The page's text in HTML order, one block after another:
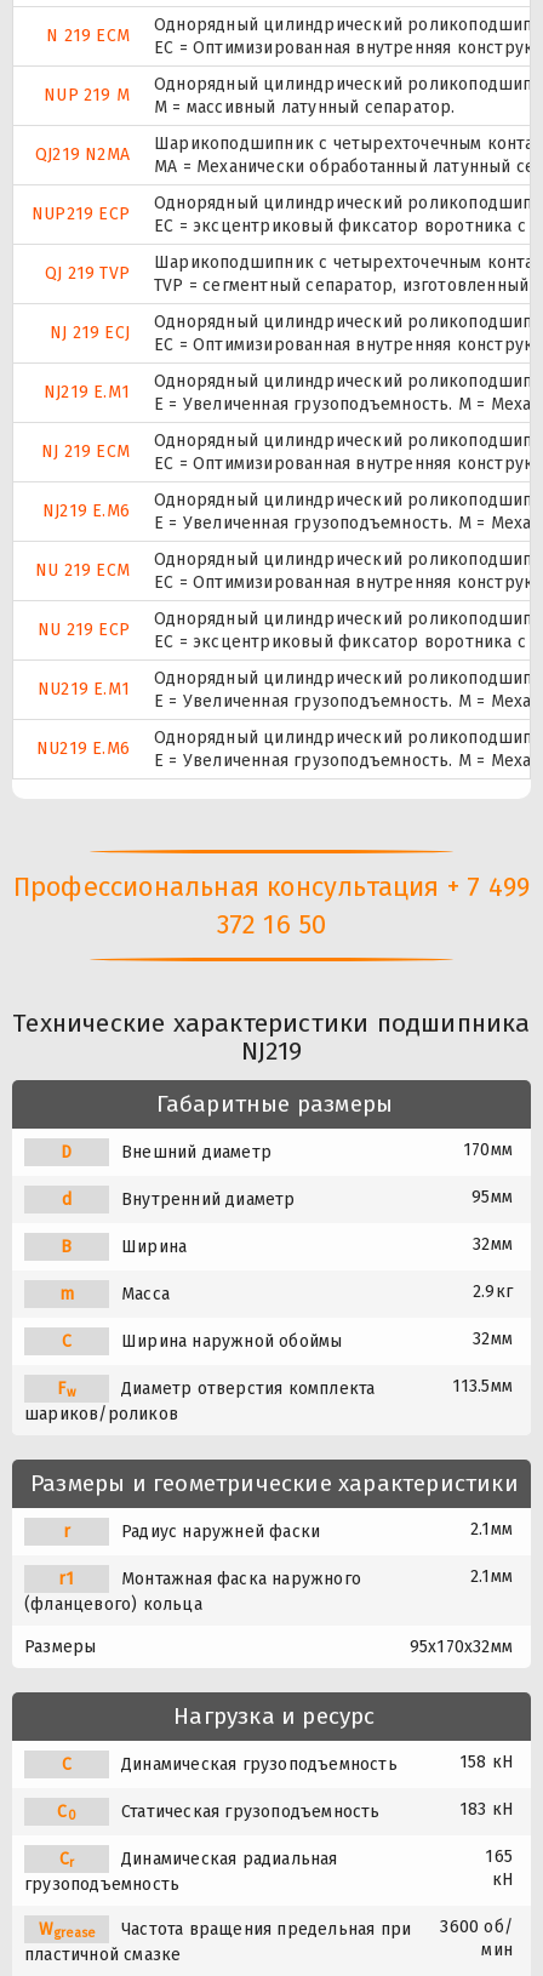
N 219 ECM
Однорядный цилиндрический
EC = Оптимизированная внутренняя
NUP 219 M
Однорядный цилиндрический
M = массивный латунный сепаратор.
QJ219 N2MA
Шарикоподшипник с четырехточечным
MA = Механически обработанный латунный
NUP219 ECP
Однорядный цилиндрический
ЕС = эксцентриковый фиксатор воротника с
QJ 219 TVP
Шарикоподшипник с четырехточечным
TVP = сегментный сепаратор,
NJ 219 ECJ
Однорядный цилиндрический
EC = Оптимизированная внутренняя
NJ219 E.M1
Однорядный цилиндрический
E = Увеличенная грузоподъемность. М =
NJ 219 ECM
Однорядный цилиндрический
EC = Оптимизированная внутренняя
NJ219 E.M6
Однорядный цилиндрический
E = Увеличенная грузоподъемность. М =
NU 219 ECM
Однорядный цилиндрический
EC = Оптимизированная внутренняя
NU 219 ECP
Однорядный цилиндрический
ЕС = эксцентриковый фиксатор воротника с
NU219 E.M1
Однорядный цилиндрический
E = Увеличенная грузоподъемность. М =
NU219 E.M6
Однорядный цилиндрический
E = Увеличенная грузоподъемность. М =
Профессиональная консультация + 7 499
372 16 50
Технические характеристики подшипника
NJ219
Габаритные размеры
D Внешний диаметр 170мм
d Внутренний диаметр 95мм
B Ширина 32мм
m Масса 2.9кг
C Ширина наружной обоймы 32мм
Fw
Диаметр отверстия комплекта
шариков/роликов
113.5мм
Размеры и геометрические характеристики
r Радиус наружней фаски 2.1мм
r1
Монтажная фаска наружного
(фланцевого) кольца
2.1мм
Размеры 95x170x32мм
Нагрузка и ресурс
C Динамическая грузоподъемность 158 кН
C0 Статическая грузоподъемность 183 кН
Cr
Динамическая радиальная
грузоподъемность
165
кН
Wgrease
Частота вращения предельная при
пластичной смазке
3600 об/
мин